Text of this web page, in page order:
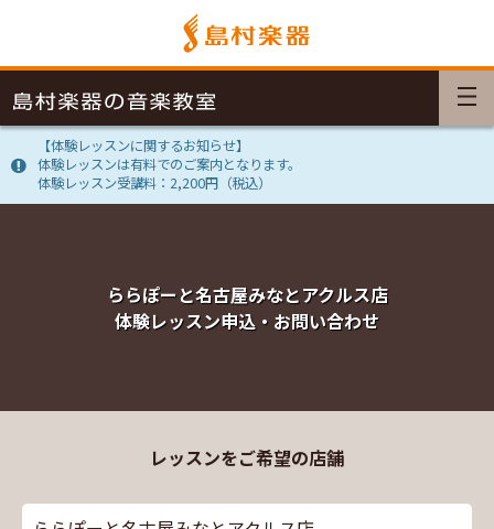
【体験レッスンに関するお知らせ】
体験レッスンは有料でのご案内となります。
体験レッスン受講料：2,200円（税込）
ららぽーと名古屋みなとアクルス店
体験レッスン申込・お問い合わせ
レッスンをご希望の店舗